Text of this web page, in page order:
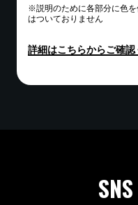
SHOWROOM」です。乗
りません。
ペットの同乗や喫煙
車内環境維持のため、ペッ
を含む喫煙はご遠慮いた
※説明のために各部分に色
はついておりません
詳細はこちらからご確